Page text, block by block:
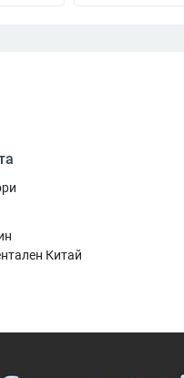
Китай